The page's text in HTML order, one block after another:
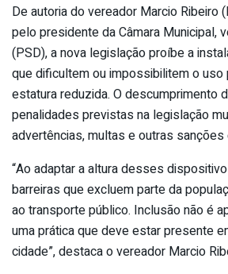
De autoria do vereador Marcio Ribeiro
pelo presidente da Câmara Municipal,
(PSD), a nova legislação proíbe a
que dificultem ou impossibilitem o uso
estatura reduzida. O descumprimento
penalidades previstas na legislação
advertências, multas e outras sanções
“Ao adaptar a altura desses
barreiras que excluem parte da
ao transporte público. Inclusão não é
uma prática que deve estar presente
cidade”, destaca o vereador Marcio